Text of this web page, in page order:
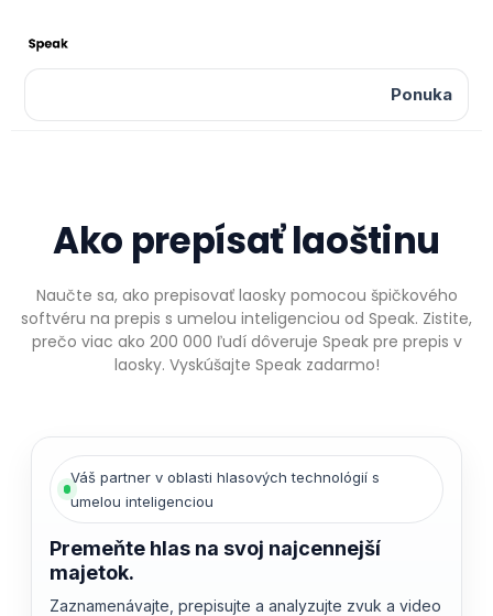
Ponuka
Ako prepísať laoštinu
Naučte sa, ako prepisovať laosky pomocou špičkového
softvéru na prepis s umelou inteligenciou od Speak. Zistite,
prečo viac ako 200 000 ľudí dôveruje Speak pre prepis v
laosky. Vyskúšajte Speak zadarmo!
Váš partner v oblasti hlasových technológií s
umelou inteligenciou
Premeňte hlas na svoj najcennejší
majetok.
Zaznamenávajte, prepisujte a analyzujte zvuk a video